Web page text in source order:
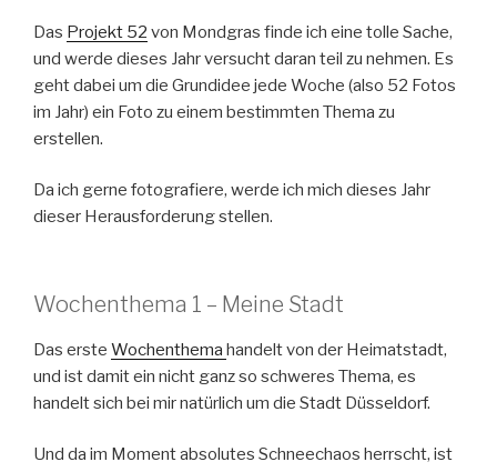
Das Projekt 52 von Mondgras finde ich eine tolle Sache,
und werde dieses Jahr versucht daran teil zu nehmen. Es
geht dabei um die Grundidee jede Woche (also 52 Fotos
im Jahr) ein Foto zu einem bestimmten Thema zu
erstellen.
Da ich gerne fotografiere, werde ich mich dieses Jahr
dieser Herausforderung stellen.
Wochenthema 1 – Meine Stadt
Das erste Wochenthema handelt von der Heimatstadt,
und ist damit ein nicht ganz so schweres Thema, es
handelt sich bei mir natürlich um die Stadt Düsseldorf.
Und da im Moment absolutes Schneechaos herrscht, ist